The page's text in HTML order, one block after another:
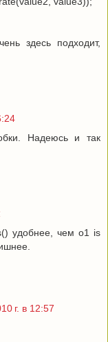
здесь подходит,
Надеюсь и так
удобнее, чем o1 is
г. в 12:57